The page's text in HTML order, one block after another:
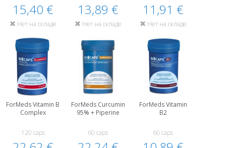
15,40 €
Нет на складе
13,89 €
Нет на складе
11,91 €
Нет на складе
ForMeds Vitamin B
Complex
120 caps
ForMeds Curcumin
95% + Piperine
60 caps
ForMeds Vitamin
B2
60 caps